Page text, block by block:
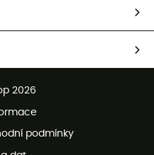
2026
podmínky